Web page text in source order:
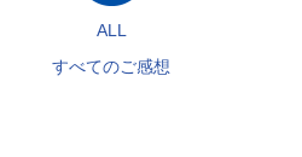
ALL
すべてのご感想